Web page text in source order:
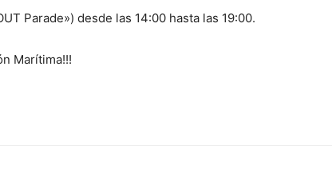
Parade») desde las 14:00 hasta las 19:00.
Marítima!!!